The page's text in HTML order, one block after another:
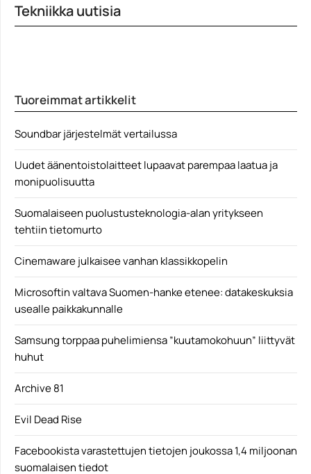
Tekniikka uutisia
Tuoreimmat artikkelit
Soundbar järjestelmät vertailussa
Uudet äänentoistolaitteet lupaavat parempaa laatua ja
monipuolisuutta
Suomalaiseen puolustusteknologia-alan yritykseen
tehtiin tietomurto
Cinemaware julkaisee vanhan klassikkopelin
Microsoftin valtava Suomen-hanke etenee: datakeskuksia
usealle paikkakunnalle
Samsung torppaa puhelimiensa ”kuutamokohuun” liittyvät
huhut
Archive 81
Evil Dead Rise
Facebookista varastettujen tietojen joukossa 1,4 miljoonan
suomalaisen tiedot